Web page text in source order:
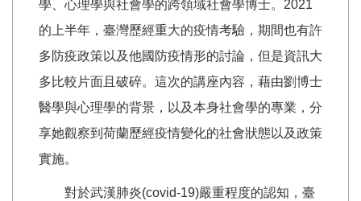
學、心理學與社會學的跨領域社會學博士。2021
的上半年，臺灣歷經重大的疫情考驗，期間也有許
多防疫政策以及他國防疫情形的討論，但是資訊大
多比較片面且破碎。這次的講座內容，藉由劉博士
醫學與心理學的背景，以及本身社會學的專業，分
享她觀察到荷蘭歷經疫情變化的社會狀態以及政策
實施。
對於武漢肺炎(covid-19)嚴重程度的認知，臺